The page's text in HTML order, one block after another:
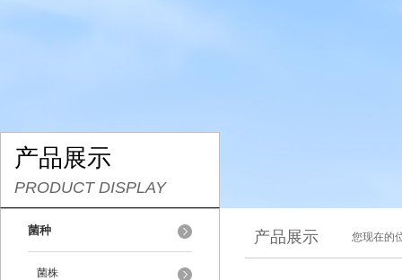
产品展示
PRODUCT DISPLAY
菌种
菌株
产品展示 您现在的